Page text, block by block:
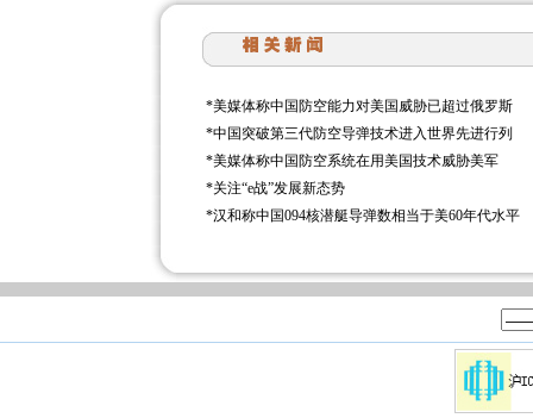
*美媒体称中国防空能力对美国威胁已超过俄罗斯
*中国突破第三代防空导弹技术进入世界先进行列
*美媒体称中国防空系统在用美国技术威胁美军
*关注“e战”发展新态势
*汉和称中国094核潜艇导弹数相当于美60年代水平